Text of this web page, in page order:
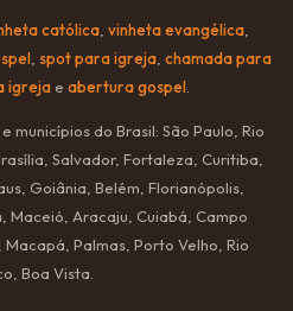
católica vinheta evangélica
spot para igreja chamada para
igreja e abertura gospel
municípios do Brasil: São Paulo, Rio
Salvador, Fortaleza, Curitiba,
Goiânia, Belém, Florianópolis,
Maceió, Aracaju, Cuiabá, Campo
Palmas, Porto Velho, Rio
Boa Vista.